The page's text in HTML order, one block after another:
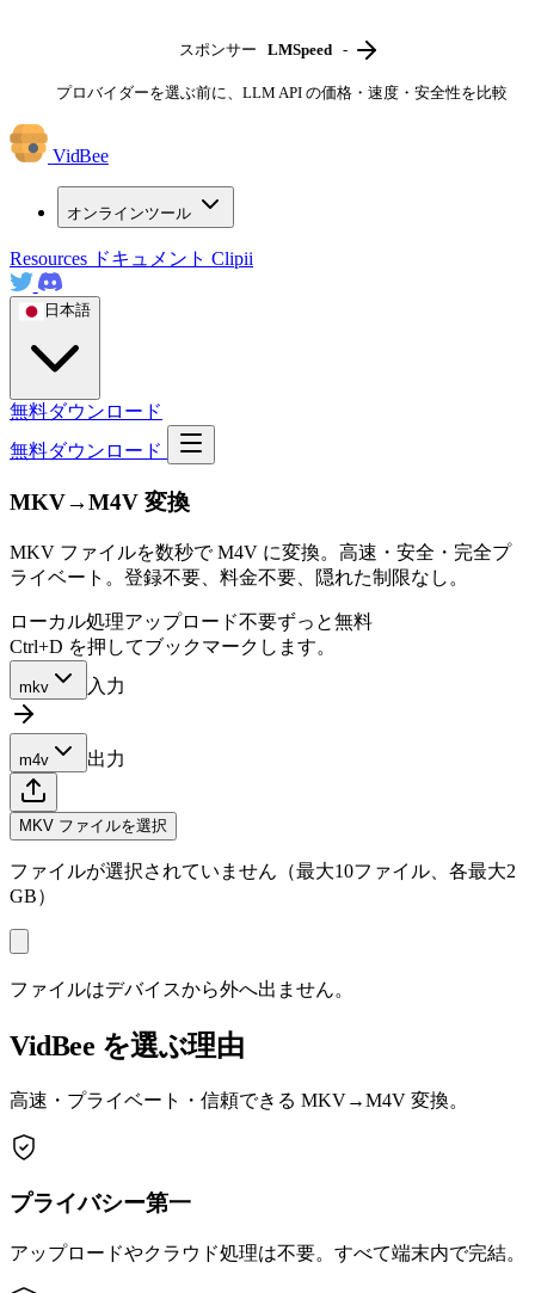
スポンサー LMSpeed -
プロバイダーを選ぶ前に、LLM API の価格・速度・安全性を比較
VidBee
オンラインツール
Resources ドキュメント Clipii
日本語
無料ダウンロード
無料ダウンロード
MKV→M4V 変換
MKV ファイルを数秒で M4V に変換。高速・安全・完全プ
ライベート。登録不要、料金不要、隠れた制限なし。
ローカル処理アップロード不要ずっと無料
Ctrl+D を押してブックマークします。
mkv 入力
m4v 出力
MKV ファイルを選択
ファイルが選択されていません（最大10ファイル、各最大2
GB）
ファイルはデバイスから外へ出ません。
VidBee を選ぶ理由
高速・プライベート・信頼できる MKV→M4V 変換。
プライバシー第一
アップロードやクラウド処理は不要。すべて端末内で完結。